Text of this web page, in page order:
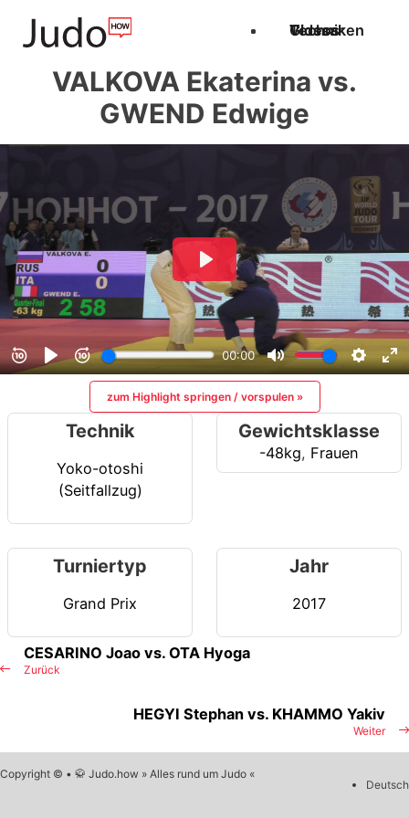
Techniken
Videos
Glossar
VALKOVA Ekaterina vs.
GWEND Edwige
zum Highlight springen / vorspulen »
Technik
Yoko-otoshi
(Seitfallzug)
Gewichtsklasse
-48kg, Frauen
Turniertyp
Grand Prix
Jahr
2017
Zurück
CESARINO Joao vs. OTA Hyoga
Weiter
HEGYI Stephan vs. KHAMMO Yakiv
Copyright © • 🥋 Judo.how » Alles rund um Judo «
Deutsch